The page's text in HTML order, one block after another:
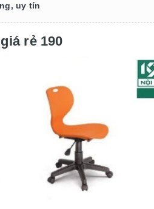
uy tín
rẻ 190